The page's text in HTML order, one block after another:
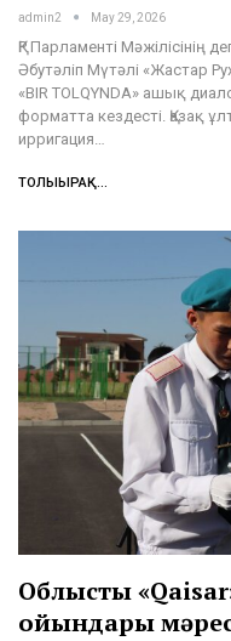
admin2 May 29, 2026
ҚР Парламенті Мәжілісінің
Әбутәліп Мүтәлі «Жастар
«BIR TOLQYNDA» ашық
форматта кездесті. Қазақ
ирригация…
ТОЛЫҒЫРАҚ...
Облыстық
ойындары